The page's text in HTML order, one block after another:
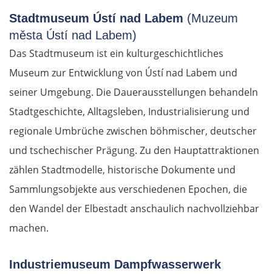
Stadtmuseum Ústí nad Labem (Muzeum
města Ústí nad Labem)
Das Stadtmuseum ist ein kulturgeschichtliches
Museum zur Entwicklung von Ústí nad Labem und
seiner Umgebung. Die Dauerausstellungen behandeln
Stadtgeschichte, Alltagsleben, Industrialisierung und
regionale Umbrüche zwischen böhmischer, deutscher
und tschechischer Prägung. Zu den Hauptattraktionen
zählen Stadtmodelle, historische Dokumente und
Sammlungsobjekte aus verschiedenen Epochen, die
den Wandel der Elbestadt anschaulich nachvollziehbar
machen.
Industriemuseum Dampfwasserwerk